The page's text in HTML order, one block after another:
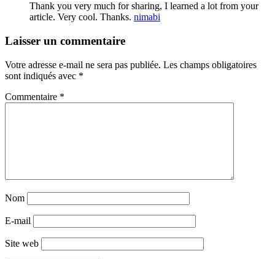
Thank you very much for sharing, I learned a lot from your
article. Very cool. Thanks. nimabi
Laisser un commentaire
Votre adresse e-mail ne sera pas publiée. Les champs obligatoires
sont indiqués avec *
Commentaire *
Nom
E-mail
Site web